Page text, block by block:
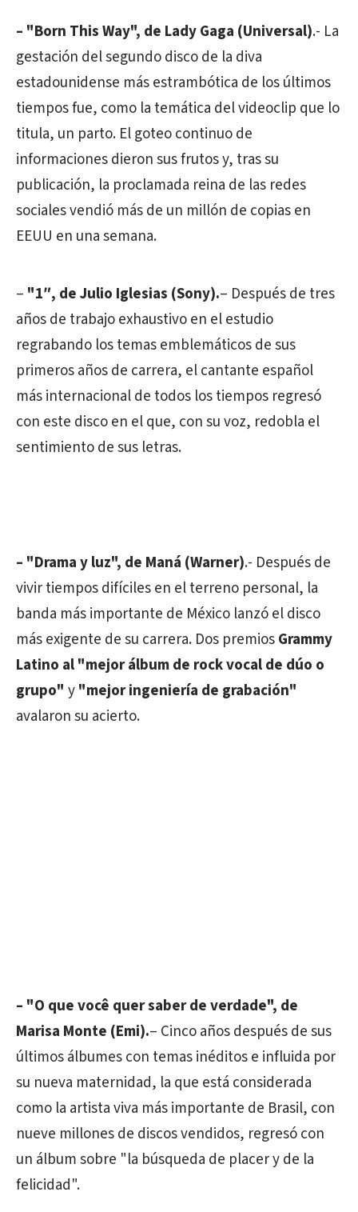
– "Born This Way", de Lady Gaga (Universal).- La
gestación del segundo disco de la diva
estadounidense más estrambótica de los últimos
tiempos fue, como la temática del videoclip que lo
titula, un parto. El goteo continuo de
informaciones dieron sus frutos y, tras su
publicación, la proclamada reina de las redes
sociales vendió más de un millón de copias en
EEUU en una semana.
– "1″, de Julio Iglesias (Sony).– Después de tres
años de trabajo exhaustivo en el estudio
regrabando los temas emblemáticos de sus
primeros años de carrera, el cantante español
más internacional de todos los tiempos regresó
con este disco en el que, con su voz, redobla el
sentimiento de sus letras.
– "Drama y luz", de Maná (Warner).- Después de
vivir tiempos difíciles en el terreno personal, la
banda más importante de México lanzó el disco
más exigente de su carrera. Dos premiosGrammy
Latino al "mejor álbum de rock vocal de dúo o
grupo" y"mejor ingeniería de grabación"
avalaron su acierto.
– "O que você quer saber de verdade", de
Marisa Monte (Emi).– Cinco años después de sus
últimos álbumes con temas inéditos e influida por
su nueva maternidad, la que está considerada
como la artista viva más importante de Brasil, con
nueve millones de discos vendidos, regresó con
un álbum sobre "la búsqueda de placer y de la
felicidad".